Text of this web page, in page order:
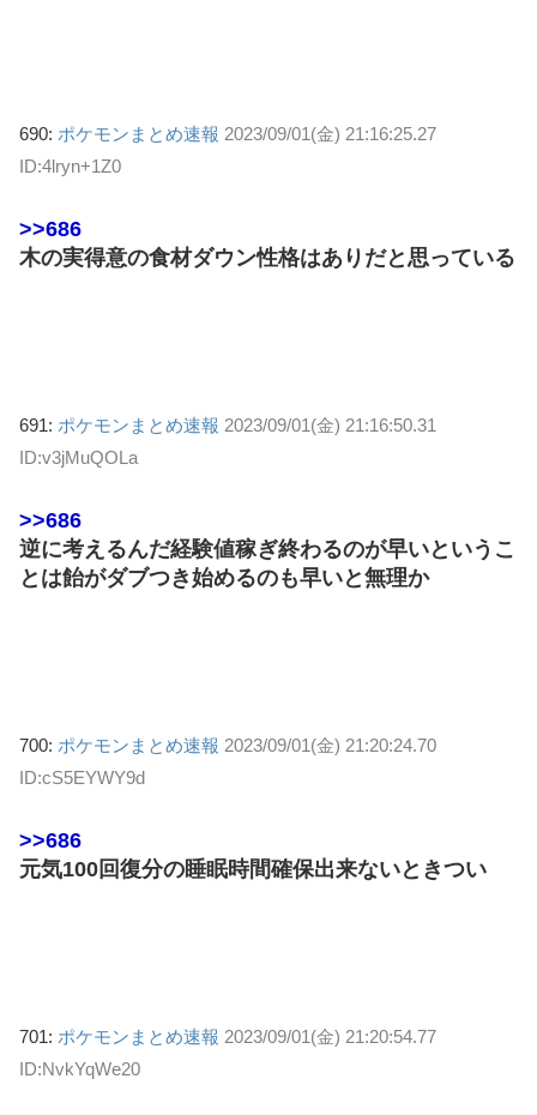
690: ポケモンまとめ速報 2023/09/01(金) 21:16:25.27
ID:4lryn+1Z0
>>686
木の実得意の食材ダウン性格はありだと思っている
691: ポケモンまとめ速報 2023/09/01(金) 21:16:50.31
ID:v3jMuQOLa
>>686
逆に考えるんだ経験値稼ぎ終わるのが早いというこ
とは飴がダブつき始めるのも早いと無理か
700: ポケモンまとめ速報 2023/09/01(金) 21:20:24.70
ID:cS5EYWY9d
>>686
元気100回復分の睡眠時間確保出来ないときつい
701: ポケモンまとめ速報 2023/09/01(金) 21:20:54.77
ID:NvkYqWe20